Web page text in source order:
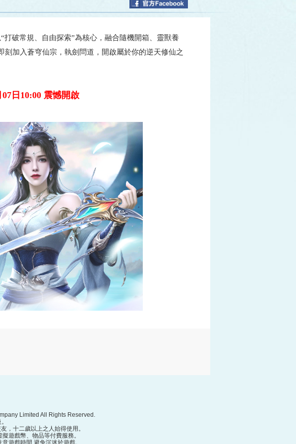
破常規、自由探索”為核心，融合隨機開箱、靈獸養
加入蒼穹仙宗，執劍問道，開啟屬於你的逆天修仙之
日10:00 震憾開啟
Limited All Rights Reserved.
，十二歲以上之人始得使用。
遊戲幣、物品等付費服務。
遊戲時間,避免沉迷於遊戲。